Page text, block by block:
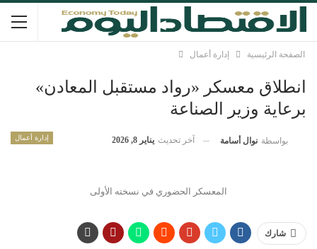
الصفحة الرئيسية إدارة أعمال
انطلاق معسكر «رواد مستقبل المعادن»
برعاية وزير الصناعة
إدارة أعمال بواسطة نوال أسامة آخر تحديث يناير 8, 2026
المعسكر الحضوري في نسخته الأولى
شارك